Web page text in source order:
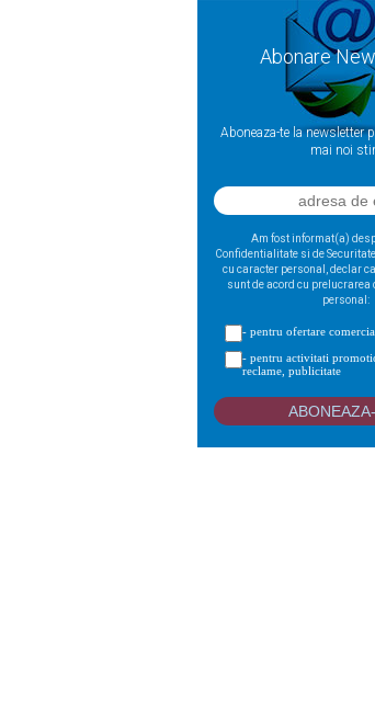
Abonare
Aboneaza-te la newsletter
mai noi
Am fost informat(a)
Confidentialitate si de
cu caracter personal, declar
sunt de acord cu prelucrarea
personal:
- pentru ofertare
- pentru activitati
reclame, publicitate